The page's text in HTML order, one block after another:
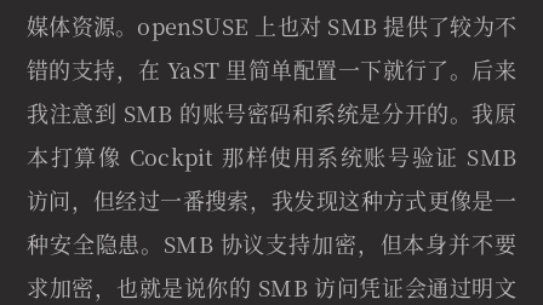
媒体资源。openSUSE 上也对 SMB 提供了较为不
错的支持，在 YaST 里简单配置一下就行了。后来
我注意到 SMB 的账号密码和系统是分开的。我原
本打算像 Cockpit 那样使用系统账号验证 SMB
访问，但经过一番搜索，我发现这种方式更像是一
种安全隐患。SMB 协议支持加密，但本身并不要
求加密，也就是说你的 SMB 访问凭证会通过明文